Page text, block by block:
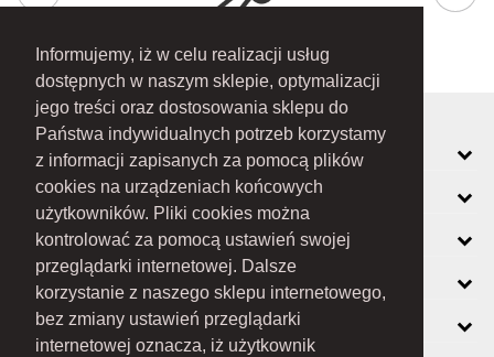
Informujemy, iż w celu realizacji usług
dostępnych w naszym sklepie, optymalizacji
jego treści oraz dostosowania sklepu do
Państwa indywidualnych potrzeb korzystamy
z informacji zapisanych za pomocą plików
cookies na urządzeniach końcowych
użytkowników. Pliki cookies można
kontrolować za pomocą ustawień swojej
przeglądarki internetowej. Dalsze
korzystanie z naszego sklepu internetowego,
bez zmiany ustawień przeglądarki
internetowej oznacza, iż użytkownik
MOJE KONTO
INFORMACJE
O FIRMIE
ZOBACZ RÓWNIEŻ
KONTAKT